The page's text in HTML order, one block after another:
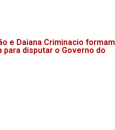
e Daiana Criminacio formam
para disputar o Governo do